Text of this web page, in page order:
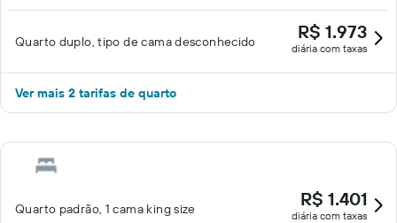
Quarto duplo, tipo de cama desconhecido R$ 1.973
diária com taxas
Ver mais 2 tarifas de quarto
Quarto padrão, 1 cama king size R$ 1.401
diária com taxas